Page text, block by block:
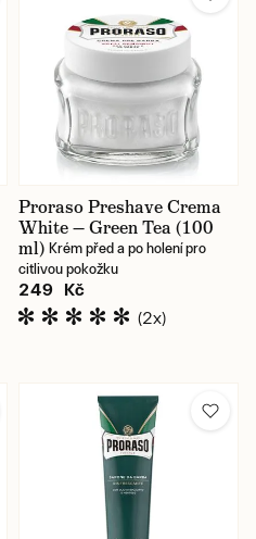
Proraso Preshave Crema
White — Green Tea (100
ml) Krém před a po holení pro
citlivou pokožku
249 Kč
(2x)